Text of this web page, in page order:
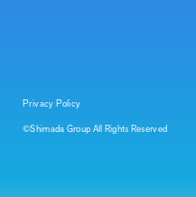
Privacy Policy
©Shimada Group All Rights Reserved